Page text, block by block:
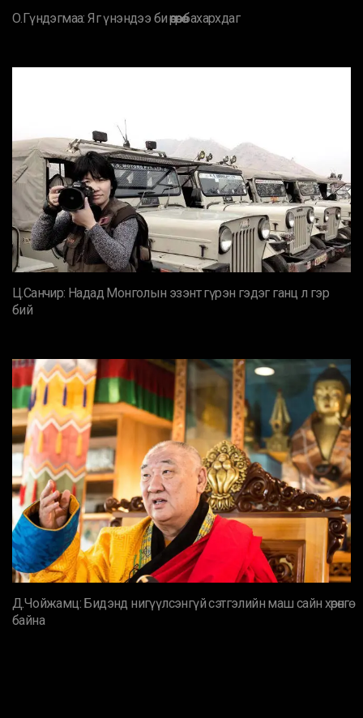
О.Гүндэгмаа: Яг үнэндээ би өөрөөрөө бахархдаг
Ц.Санчир: Надад Монголын эзэнт гүрэн гэдэг ганц л гэр
бий
Д.Чойжамц: Бидэнд нигүүлсэнгүй сэтгэлийн маш сайн хөрөнгө
байна